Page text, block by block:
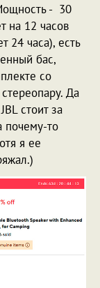
- 30
на 12 часов
24 часа), есть
бас,
со
Да
стоит за
почему-то
я ее